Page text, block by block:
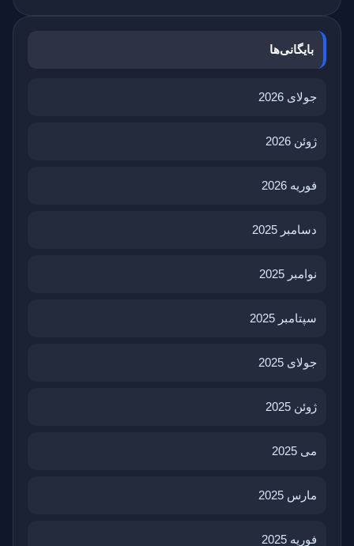
بایگانی‌ها
جولای 2026
ژوئن 2026
فوریه 2026
دسامبر 2025
نوامبر 2025
سپتامبر 2025
جولای 2025
ژوئن 2025
می 2025
مارس 2025
فوریه 2025